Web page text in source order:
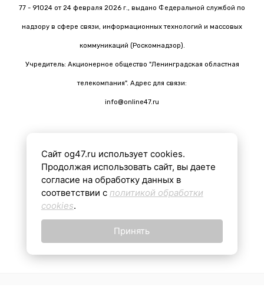
77 - 91024 от 24 февраля 2026 г., выдано Федеральной службой по
надзору в сфере связи, информационных технологий и массовых
коммуникаций (Роскомнадзор).
Учредитель: Акционерное общество "Ленинградская областная
телекомпания". Адрес для связи:
info@online47.ru
Все материалы на сайте подготовлены с помощью ИИ
16+
Сайт og47.ru использует cookies.
Продолжая использовать сайт, вы даете
согласие на обработку данных в
соответствии с политикой обработки
cookies.
Принять